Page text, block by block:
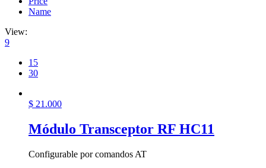
Name
View:
9
15
30
$ 21.000
Módulo Transceptor RF HC11
Configurable por comandos AT